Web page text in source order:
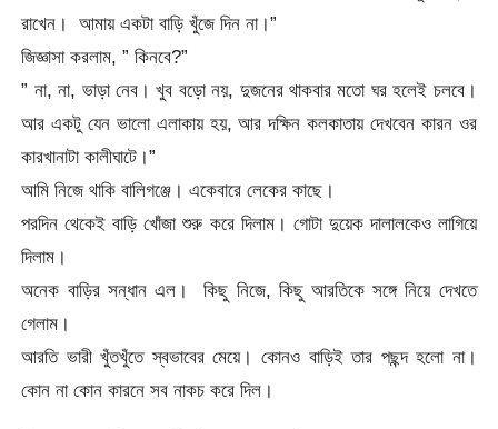
রাখেন। আমায় একটা বাড়ি খুঁজে দিন না।”
জিজ্ঞাসা করলাম, ” কিনবে?”
” না, না, ভাড়া নেব। খুব বড়ো নয়, দুজনের থাকবার মতো ঘর হলেই চলবে।
আর একটু যেন ভালো এলাকায় হয়, আর দক্ষিন কলকাতায় দেখবেন কারন ওর
কারখানাটা কালীঘাটে।”
আমি নিজে থাকি বালিগঞ্জে। একেবারে লেকের কাছে।
পরদিন থেকেই বাড়ি খোঁজা শুরু করে দিলাম। গোটা দুয়েক দালালকেও লাগিয়ে
দিলাম।
অনেক বাড়ির সন্ধান এল। কিছু নিজে, কিছু আরতিকে সঙ্গে নিয়ে দেখতে
গেলাম।
আরতি ভারী খুঁতখুঁতে স্বভাবের মেয়ে। কোনও বাড়িই তার পছন্দ হলো না।
কোন না কোন কারনে সব নাকচ করে দিল।